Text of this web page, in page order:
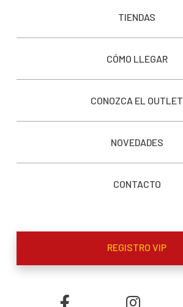
TIENDAS
CÓMO LLEGAR
CONOZCA EL OUTLET
NOVEDADES
CONTACTO
REGISTRO VIP